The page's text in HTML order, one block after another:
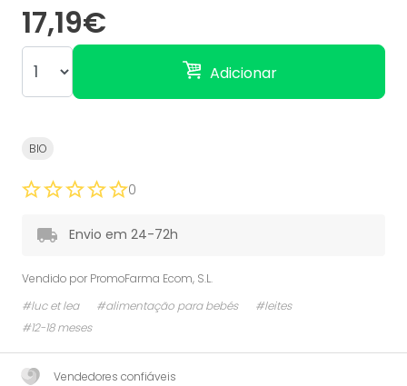
17,19€
Adicionar
BIO
0
Envio em 24-72h
Vendido por PromoFarma Ecom, S.L.
#luc et lea
#alimentação para bebés
#leites
#12-18 meses
Vendedores confiáveis